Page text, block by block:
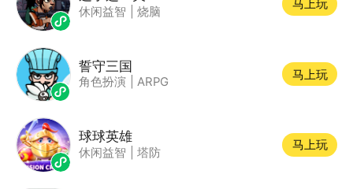
休闲益智 烧脑
马上玩
誓守三国
角色扮演 ARPG
马上玩
球球英雄
休闲益智 塔防
马上玩